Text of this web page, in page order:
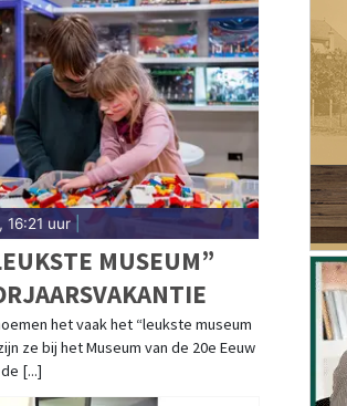
16:21 uur|
MUSEUM”
het vaak het “leukste museum
ze bij het Museum van de 20e Eeuw
[...]